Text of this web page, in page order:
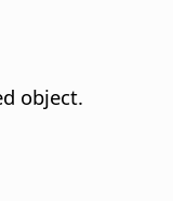
object.